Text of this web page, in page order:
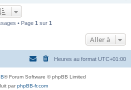
• Page 1 sur 1
Aller à
Heures au format UTC+01:00
® Forum Software © phpBB Limited
parphpBB-fr.com